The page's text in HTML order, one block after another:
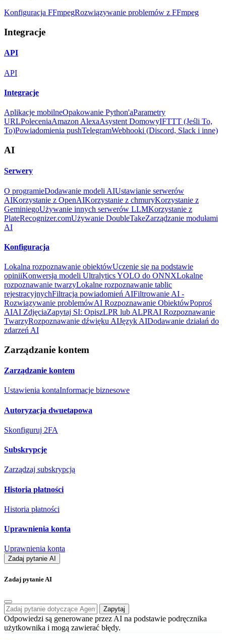
Konfiguracja FFmpegRozwiązywanie problemów z FFmpeg
Integracje
API
API
Integracje
Aplikacje mobilneOpakowanie Python'aParametry
URLPoleceniaAmazon AlexaAsystent DomowyIFTTT (Jeśli To,
To)Powiadomienia pushTelegramWebhooki (Discord, Slack i inne)
AI
Serwery
O programieDodawanie modeli AIUstawianie serwerów
AIKorzystanie z OpenAIKorzystanie z chmuryKorzystanie z
GeminiegoUżywanie innych serwerów LLMKorzystanie z
PlateRecognizer.comUżywanie DoubleTakeZarządzanie modułami
AI
Konfiguracja
Lokalna rozpoznawanie obiektówUczenie się na podstawie
opiniiKonwersja modeli Ultralytics YOLO do ONNXLokalne
rozpoznawanie twarzyLokalne rozpoznawanie tablic
rejestracyjnychFiltracja powiadomień AIFiltrowanie AI -
Rozwiązywanie problemówAI Rozpoznawanie ObiektówPoproś
AIAI ZdjęciaZapytaj SI: OpiszLPR lub ALPRAI Rozpoznawanie
TwarzyRozpoznawanie dźwięku AIJęzyk AIDodawanie działań do
zdarzeń AI
Zarządzanie kontem
Zarządzanie kontem
Ustawienia kontaInformacje biznesowe
Autoryzacja dwuetapowa
Skonfiguruj 2FA
Subskrypcje
Zarządzaj subskrypcją
Historia płatności
Historia płatności
Uprawnienia konta
Uprawnienia konta
Zadaj pytanie AI
Zadaj pytanie AI
Zapytaj
Odpowiedzi są generowane przez AI na podstawie podręcznika
użytkownika i mogą zawierać błędy.